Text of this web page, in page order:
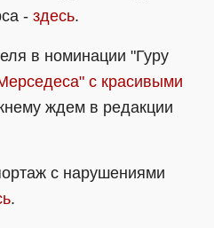
- здесь.
в номинации "Гуру
с красивыми
ждем в редакции
с нарушениями
.